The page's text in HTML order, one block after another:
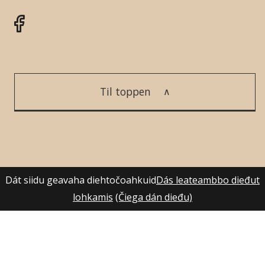
Til toppen
Dát siidu geavaha diehtočoahkuidDás leateambbo dieđut
lohkamis (Čiega dán dieđu)